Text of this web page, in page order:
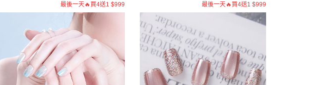
最後一天🔥買4送1 $999 最後一天🔥買4送1 $999